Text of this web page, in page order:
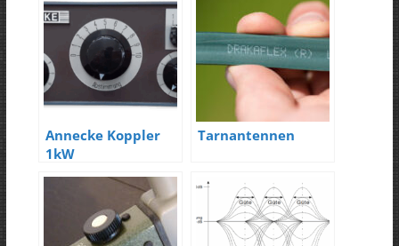
Annecke Koppler
1kW
Tarnantennen